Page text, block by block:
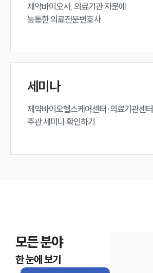
제약바이오사, 의료기관 자문에
능통한 의료전문변호사
세미나
제약바이오헬스케어센터·의료기관센터
주관 세미나 확인하기
모든 분야
한 눈에 보기